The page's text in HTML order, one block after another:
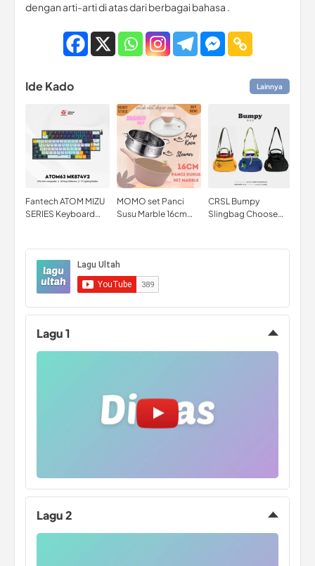
dengan arti-arti di atas dari berbagai bahasa .
Ide Kado Lainnya
Fantech ATOM MIZU
SERIES Keyboard
Hotswappable 3 Pin
MOMO set Panci
Susu Marble 16cm
Panci MPASI
CRSL Bumpy
Slingbag Choose
Bag Tas Selempang
Lagu 1
Lagu 2